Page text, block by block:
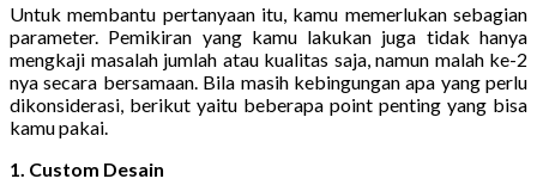
Untuk membantu pertanyaan itu, kamu memerlukan sebagian
parameter. Pemikiran yang kamu lakukan juga tidak hanya
mengkaji masalah jumlah atau kualitas saja, namun malah ke-2
nya secara bersamaan. Bila masih kebingungan apa yang perlu
dikonsiderasi, berikut yaitu beberapa point penting yang bisa
kamu pakai.
1. Custom Desain